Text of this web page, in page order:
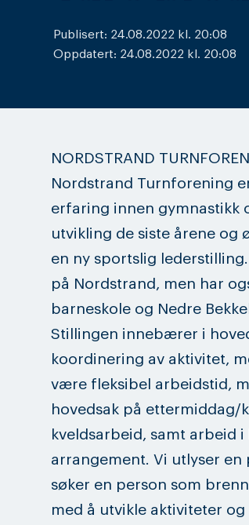
Publisert: 24.08.2022 kl. 20:08
Oppdatert: 24.08.2022 kl. 20:08
NORDSTRAND
Nordstrand Turnforening
erfaring innen gymnastikk
utvikling de siste årene og
en ny sportslig
på Nordstrand, men har
barneskole og Nedre
Stillingen innebærer i
koordinering av aktivitet,
være fleksibel arbeidstid,
hovedsak på ettermiddag/
kveldsarbeid, samt arbeid
arrangement. Vi utlyser en
søker en person som
med å utvikle aktiviteter